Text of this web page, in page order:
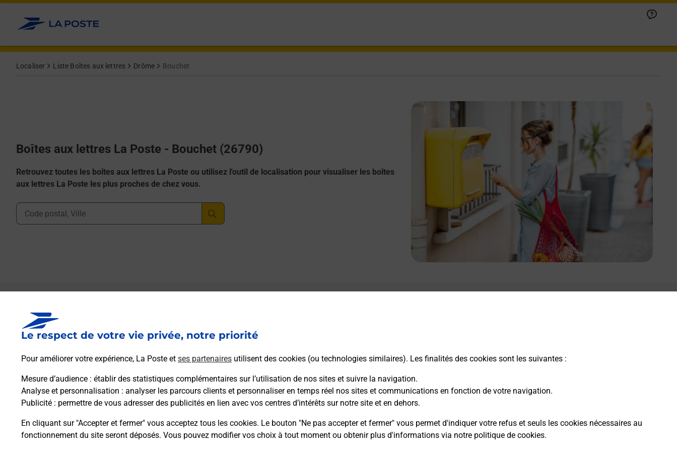
Le respect de votre vie privée, notre priorité
Pour améliorer votre expérience, La Poste et ses partenaires utilisent des cookies (ou technologies similaires). Les finalités des cookies sont les suivantes :
Mesure d’audience : établir des statistiques complémentaires sur l’utilisation de nos sites et suivre la navigation.
Analyse et personnalisation : analyser les parcours clients et personnaliser en temps réel nos sites et communications en fonction de votre navigation.
Publicité : permettre de vous adresser des publicités en lien avec vos centres d’intérêts sur notre site et en dehors.
En cliquant sur "Accepter et fermer" vous acceptez tous les cookies. Le bouton "Ne pas accepter et fermer" vous permet d'indiquer votre refus et seuls les cookies nécessaires au
fonctionnement du site seront déposés. Vous pouvez modifier vos choix à tout moment ou obtenir plus d'informations via notre politique de cookies.
Allez au contenu
Localiser Liste Boîtes aux lettres Drôme Bouchet
Boîtes aux lettres La Poste - Bouchet (26790)
Retrouvez toutes les boîtes aux lettres La Poste ou utilisez l'outil de localisation pour visualiser les boîtes
aux lettres La Poste les plus proches de chez vous.
Ville, Département, Code Postal
Boîte aux lettres La Poste
Prochaine collecte du courrier lundià 08h00
Place Des Commerces
Itinéraire
5 Route De Suze La Rousse